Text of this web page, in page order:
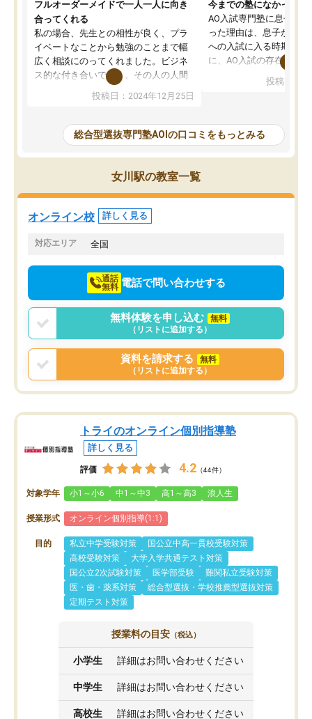
フルオーダーメイドで一人一人に向き
合ってくれる
私の場合、先生との相性が良く、プラ
イベートなことから勉強のことまで幅
広く相談にのってくれました。ビジネ
ス的な付き合いでなく、その人の人間
性までを適切に把握し、むきあってい
るなぁと強く感じることできました。
と相談すると、他の先生も紹介してく
ださり、客観的なアドバイスもいただ
くことができました（志望理由・自己
PR等の添削において）。そして、なに
より自習室が解放されている点がよか
ったです。友達と好きな時間に自習
し、お互いを高めあえる環境がありま
投稿日：2024年12月25日
今までの塾になかった
AO入試専門塾に息子を
った理由は、息子が高校
への入試に入る時期に差
に、AO入試の存在を息
たことから、AOIに入塾
で、AO入試を改めて知
それに対しての具体的な
ことでした。更に子供の
けてらっしゃいますので
投稿日：
総合型選抜専門塾AOIの口コミをもっとみる
女川駅の教室一覧
オンライン校 詳しく見る
対応エリア 全国
通話
無料 電話で問い合わせする
無料体験を申し込む
無料
（リストに追加する）
資料を請求する
無料
（リストに追加する）
トライのオンライン個別指導塾
詳しく見る
評価 4.2 （44件）
対象学年 小1～小6 中1～中3 高1～高3 浪人生
授業形式 オンライン個別指導(1:1)
目的 私立中学受験対策
国公立中高一貫校受験対策
高校受験対策
大学入学共通テスト対策
国公立2次試験対策
医学部受験
難関私立受験対策
医・歯・薬系対策
総合型選抜・学校推薦型選抜対策
定期テスト対策
授業料の目安 （税込）
小学生 詳細はお問い合わせください
中学生 詳細はお問い合わせください
高校生 詳細はお問い合わせください